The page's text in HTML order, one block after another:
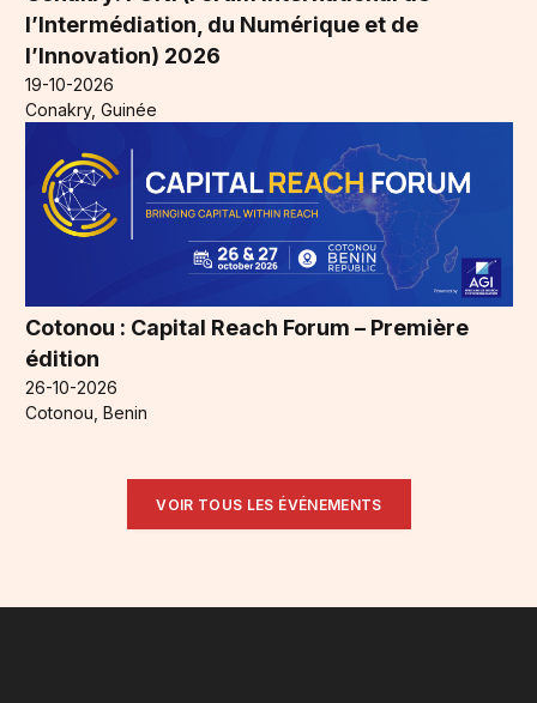
l’Intermédiation, du Numérique et de
l’Innovation) 2026
19-10-2026
Conakry, Guinée
Cotonou : Capital Reach Forum – Première
édition
26-10-2026
Cotonou, Benin
VOIR TOUS LES ÉVÉNEMENTS